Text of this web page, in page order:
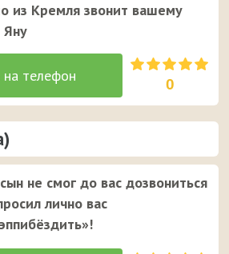
из Кремля звонит вашему
Яну
0
не смог до вас дозвониться
лично вас